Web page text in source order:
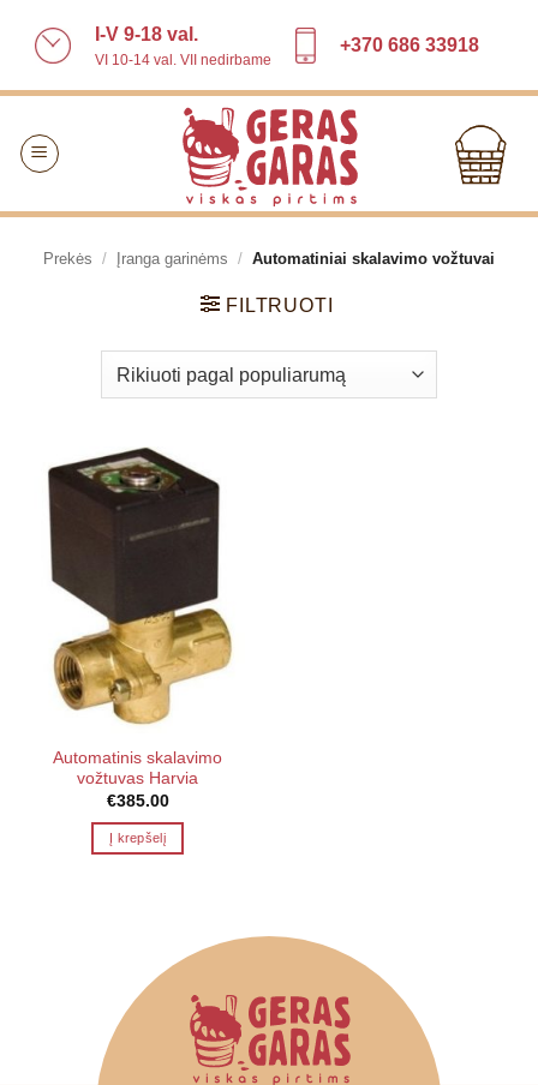
I-V 9-18 val.
VI 10-14 val. VII nedirbame
+370 686 33918
Prekės / Įranga garinėms / Automatiniai skalavimo vožtuvai
FILTRUOTI
Automatinis skalavimo
vožtuvas Harvia
€385.00
Į krepšelį